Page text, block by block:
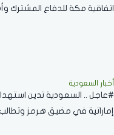
اتفاقية مكة للدفاع المشترك
أخبار السعودية
#عاجل .. السعودية تدين
إماراتية في مضيق هرمز